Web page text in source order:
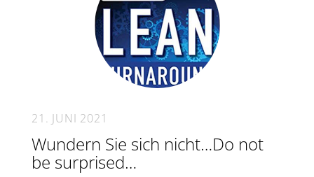
21. JUNI 2021
Wundern Sie sich nicht…Do not
be surprised…